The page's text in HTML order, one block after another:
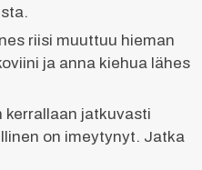
riisi muuttuu hieman
ja anna kiehua lähes
kerrallaan jatkuvasti
on imeytynyt. Jatka